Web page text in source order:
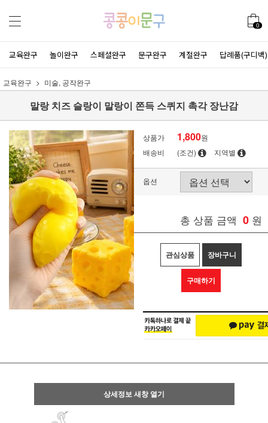
0
교육완구 놀이완구 스페셜완구 문구완구 계절완구 답례품(구디백)
교육완구 미술, 공작완구
말랑 치즈 슬랑이 말랑이 쫀득 스퀴지 촉각 장난감
상품가 1,800원
배송비
(조건) 지역별
옵션
총 상품 금액 0 원
관심상품 장바구니
구매하기
상세정보 새창 열기